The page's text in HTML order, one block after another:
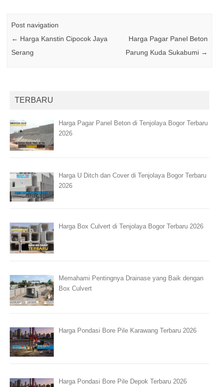
Post navigation
← Harga Kanstin Cipocok Jaya
Serang
Harga Pagar Panel Beton
Parung Kuda Sukabumi →
TERBARU
Harga Pagar Panel Beton di Tenjolaya Bogor Terbaru
2026
Harga U Ditch dan Cover di Tenjolaya Bogor Terbaru
2026
Harga Box Culvert di Tenjolaya Bogor Terbaru 2026
Memahami Pentingnya Drainase yang Baik dengan
Box Culvert
Harga Pondasi Bore Pile Karawang Terbaru 2026
Harga Pondasi Bore Pile Depok Terbaru 2026